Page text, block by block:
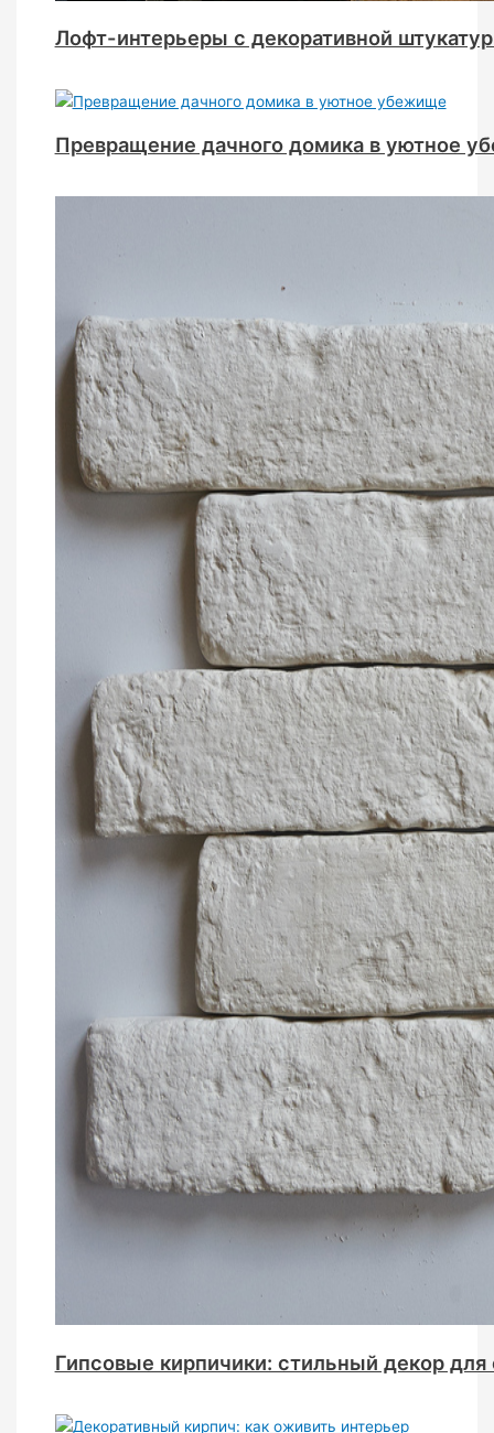
Лофт-интерьеры с декоративной
Превращение дачного домика в уютное
Гипсовые кирпичики: стильный декор для